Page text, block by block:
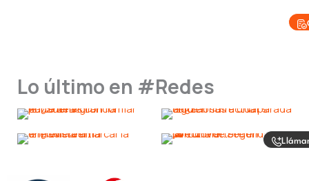
Lo último en #Redes